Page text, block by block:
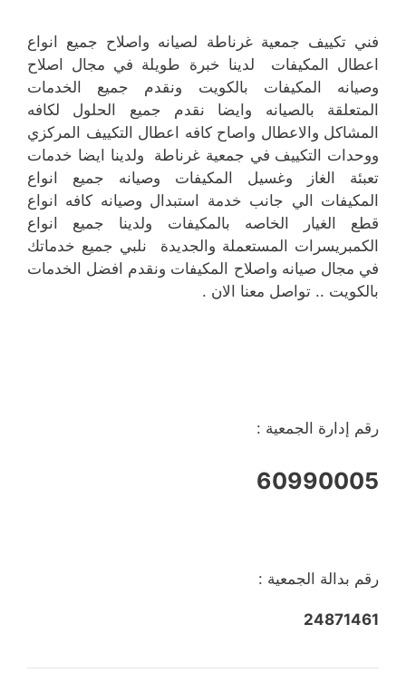
فني تكييف جمعية غرناطة لصيانه واصلاح جميع انواع
اعطال المكيفات لدينا خبرة طويلة في مجال اصلاح
وصيانه المكيفات بالكويت ونقدم جميع الخدمات
المتعلقة بالصيانه وايضا نقدم جميع الحلول لكافه
المشاكل والاعطال واصاح كافه اعطال التكييف المركزي
ووحدات التكييف في جمعية غرناطة ولدينا ايضا خدمات
تعبئة الغاز وغسيل المكيفات وصيانه جميع انواع
المكيفات الي جانب خدمة استبدال وصيانه كافه انواع
قطع الغيار الخاصه بالمكيفات ولدينا جميع انواع
الكمبريسرات المستعملة والجديدة نلبي جميع خدماتك
في مجال صيانه واصلاح المكيفات ونقدم افضل الخدمات
بالكويت .. تواصل معنا الان .
رقم إدارة الجمعية :
60990005
رقم بدالة الجمعية :
24871461